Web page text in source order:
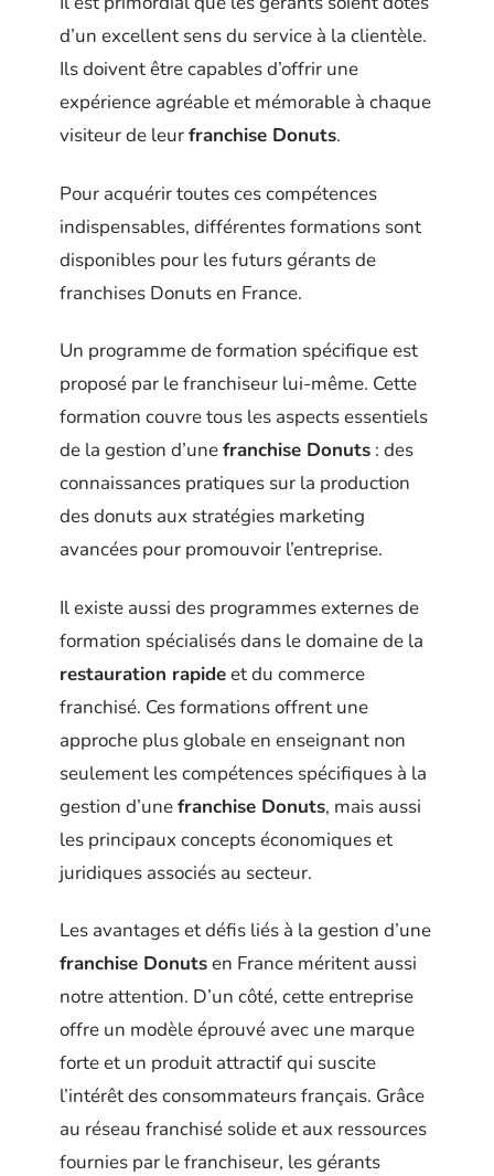
d’un excellent sens du service à la clientèle.
Ils doivent être capables d’offrir une
expérience agréable et mémorable à chaque
visiteur de leurfranchise Donuts.
Pour acquérir toutes ces compétences
indispensables, différentes formations sont
disponibles pour les futurs gérants de
franchises Donuts en France.
Un programme de formation spécifique est
proposé par le franchiseur lui-même. Cette
formation couvre tous les aspects essentiels
de la gestion d’unefranchise Donuts : des
connaissances pratiques sur la production
des donuts aux stratégies marketing
avancées pour promouvoir l’entreprise.
Il existe aussi des programmes externes de
formation spécialisés dans le domaine de la
restauration rapideet du commerce
franchisé. Ces formations offrent une
approche plus globale en enseignant non
seulement les compétences spécifiques à la
gestion d’unefranchise Donuts, mais aussi
les principaux concepts économiques et
juridiques associés au secteur.
Les avantages et défis liés à la gestion d’une
franchise Donutsen France méritent aussi
notre attention. D’un côté, cette entreprise
offre un modèle éprouvé avec une marque
forte et un produit attractif qui suscite
l’intérêt des consommateurs français. Grâce
au réseau franchisé solide et aux ressources
fournies par le franchiseur, les gérants